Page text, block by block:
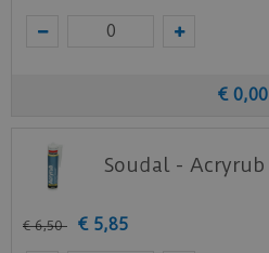
€ 0,00
Soudal -
€ 6,50 € 5,85